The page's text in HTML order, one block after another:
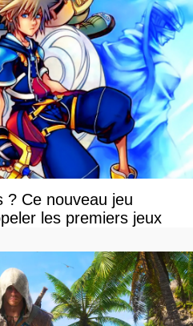
? Ce nouveau jeu
les premiers jeux